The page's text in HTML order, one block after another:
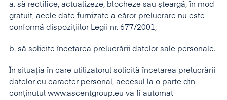
a. să rectifice, actualizeze, blocheze sau șteargă, în mod
gratuit, acele date furnizate a căror prelucrare nu este
conformă dispozițiilor Legii nr. 677/2001;
b. să solicite încetarea prelucrării datelor sale personale.
În situația în care utilizatorul solicită încetarea prelucrării
datelor cu caracter personal, accesul la o parte din
conținutul www.ascentgroup.eu va fi automat